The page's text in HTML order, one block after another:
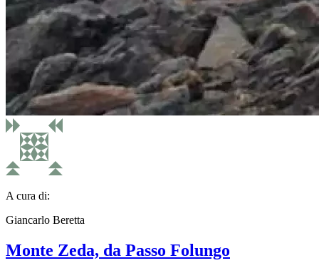
A cura di:
Giancarlo Beretta
Monte Zeda, da Passo Folungo